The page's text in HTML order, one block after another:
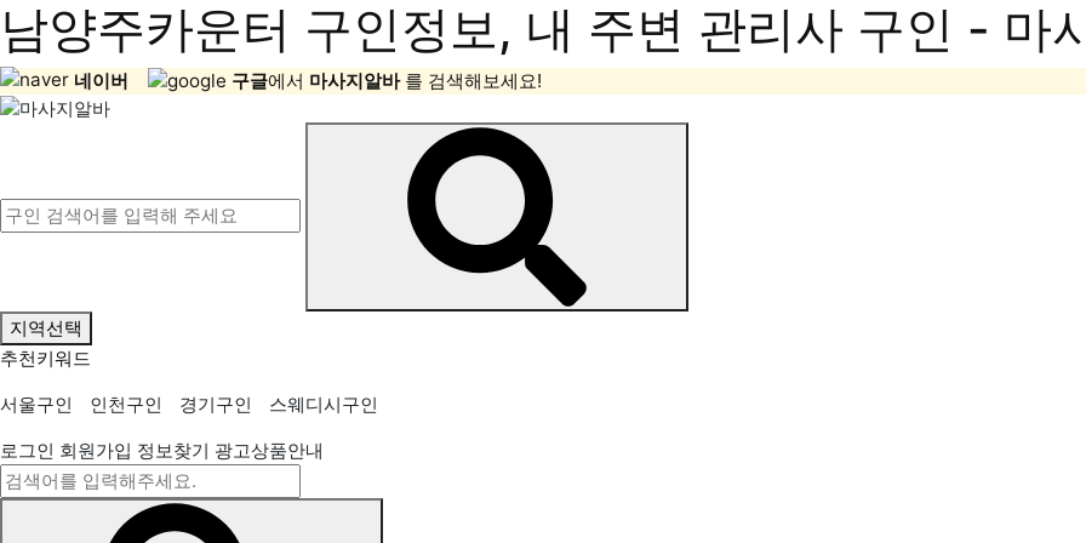
남양주카운터 구인정보, 내 주변 관리사 구인 - 마
네이버 구글에서 마사지알바 를 검색해보세요!
지역선택
추천키워드
서울구인
인천구인 경기구인
스웨디시구인
로그인 회원가입 정보찾기 광고상품안내